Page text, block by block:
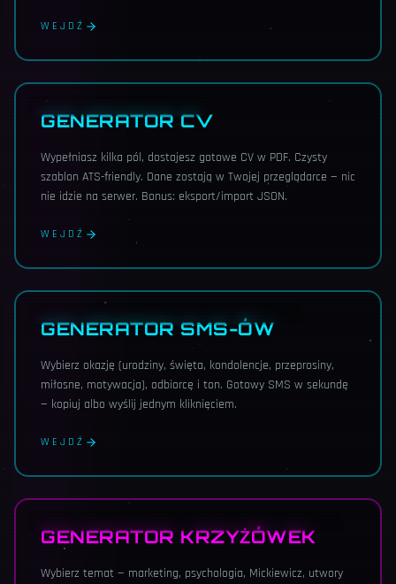
WEJDŹ
GENERATOR CV
Wypełniasz kilka pól, dostajesz gotowe CV w PDF. Czysty
szablon ATS-friendly. Dane zostają w Twojej przeglądarce — nic
nie idzie na serwer. Bonus: eksport/import JSON.
WEJDŹ
GENERATOR SMS-ÓW
Wybierz okazję (urodziny, święta, kondolencje, przeprosiny,
miłosne, motywacja), odbiorcę i ton. Gotowy SMS w sekundę
— kopiuj albo wyślij jednym kliknięciem.
WEJDŹ
GENERATOR KRZYŻÓWEK
Wybierz temat — marketing, psychologia, Mickiewicz, utwory